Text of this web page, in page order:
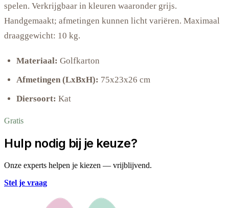
spelen. Verkrijgbaar in kleuren waaronder grijs.
Handgemaakt; afmetingen kunnen licht variëren. Maximaal
draaggewicht: 10 kg.
Materiaal: Golfkarton
Afmetingen (LxBxH): 75x23x26 cm
Diersoort: Kat
Gratis
Hulp nodig bij je keuze?
Onze experts helpen je kiezen — vrijblijvend.
Stel je vraag